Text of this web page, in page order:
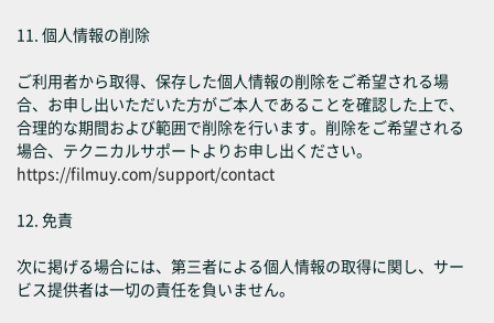
11. 個人情報の削除
ご利用者から取得、保存した個人情報の削除をご希望される場
合、お申し出いただいた方がご本人であることを確認した上で、
合理的な期間および範囲で削除を行います。削除をご希望される
場合、テクニカルサポートよりお申し出ください。
https://filmuy.com/support/contact
12. 免責
次に掲げる場合には、第三者による個人情報の取得に関し、サー
ビス提供者は一切の責任を負いません。